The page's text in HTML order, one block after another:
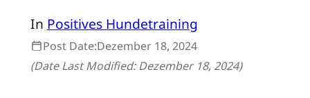
In Positives Hundetraining
Post Date:Dezember 18, 2024
(Date Last Modified:Dezember 18, 2024)